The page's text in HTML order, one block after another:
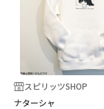
スピリッツSHOP
ナターシャ